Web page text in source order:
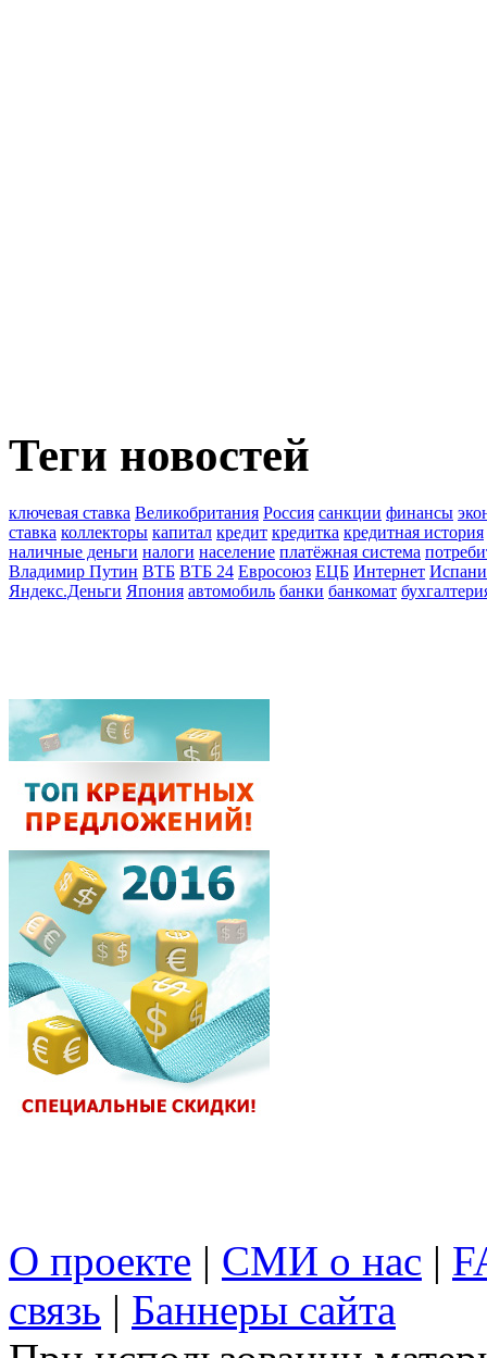
Теги новостей
ключевая ставка Великобритания Россия санкции финансы
ставка коллекторы капитал кредит кредитка кредитная история
наличные деньги налоги население платёжная система
Владимир Путин ВТБ ВТБ 24 Евросоюз ЕЦБ Интернет
Яндекс.Деньги Япония автомобиль банки банкомат
О проекте | СМИ о нас |
связь | Баннеры сайта